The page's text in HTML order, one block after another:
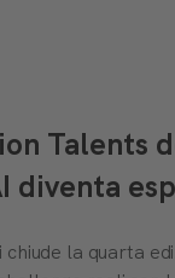
Talents
diventa
la quarta